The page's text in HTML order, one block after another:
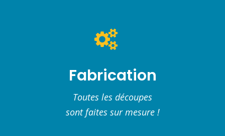
Fabrication
Toutes les découpes
sont faites sur mesure !